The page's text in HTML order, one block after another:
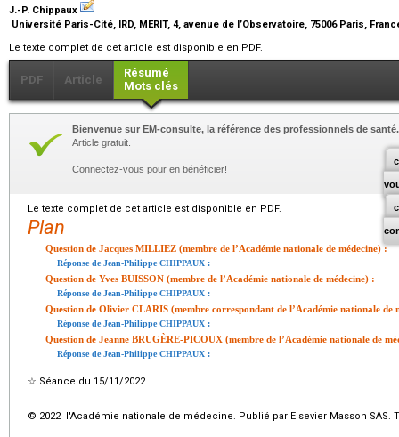
J.-P. Chippaux
Université Paris-Cité, IRD, MERIT, 4, avenue de l’Observatoire, 75006 Paris,
Le texte complet de cet article est disponible en PDF.
PDF Article
Résumé
Mots clés
Bienvenue sur EM-consulte, la référence des professionnels de santé.
Article gratuit.
Connectez-vous pour en bénéficier!
Le texte complet de cet article est disponible en PDF.
Plan
Question de Jacques MILLIEZ (membre de l’Académie nationale de médecine) :
Réponse de Jean-Philippe CHIPPAUX :
Question de Yves BUISSON (membre de l’Académie nationale de médecine) :
Réponse de Jean-Philippe CHIPPAUX :
Question de Olivier CLARIS (membre correspondant de l’Académie nationale de
Réponse de Jean-Philippe CHIPPAUX :
Question de Jeanne BRUGÈRE-PICOUX (membre de l’Académie nationale de
Réponse de Jean-Philippe CHIPPAUX :
☆ Séance du 15/11/2022.
© 2022 l'Académie nationale de médecine. Publié par Elsevier Masson SAS.